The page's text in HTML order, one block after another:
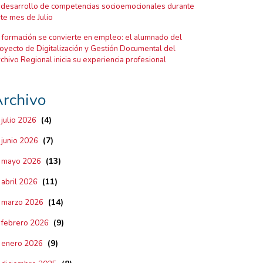
de competencias socioemocionales durante
mes de Julio
formación se convierte en empleo: el alumnado del
de Digitalización y Gestión Documental del
Regional inicia su experiencia profesional
julio 2026 (4)
junio 2026 (7)
mayo 2026 (13)
abril 2026 (11)
marzo 2026 (14)
febrero 2026 (9)
enero 2026 (9)